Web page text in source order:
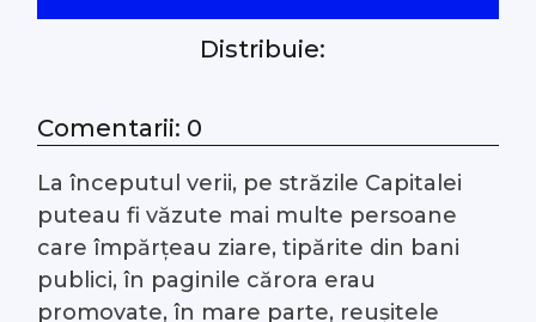
#Podcast
#Arhivă LIVE
Despre noi
Distribuie:
Comentarii: 0
La începutul verii, pe străzile Capitalei
puteau fi văzute mai multe persoane
care împărțeau ziare, tipărite din bani
publici, în paginile cărora erau
promovate, în mare parte, reușitele